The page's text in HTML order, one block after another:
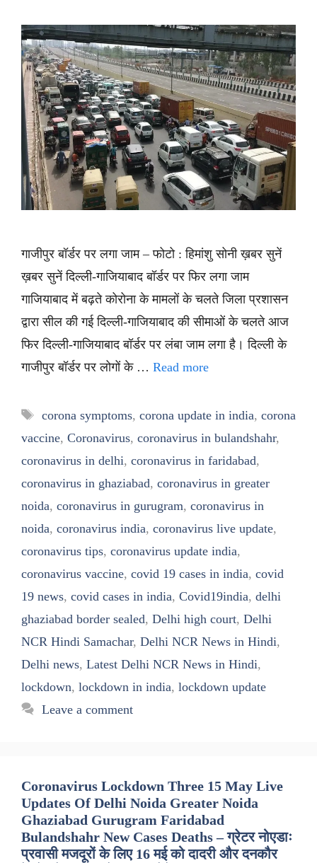
गाजीपुर बॉर्डर पर लगा जाम – फोटो : हिमांशु सोनी ख़बर सुनें
ख़बर सुनें दिल्ली-गाजियाबाद बॉर्डर पर फिर लगा जाम
गाजियाबाद में बढ़ते कोरोना के मामलों के चलते जिला प्रशासन
द्वारा सील की गई दिल्ली-गाजियाबाद की सीमाओं के चलते आज
फिर दिल्ली-गाजियाबाद बॉर्डर पर लंबा जाम लगा है। दिल्ली के
गाजीपुर बॉर्डर पर लोगों के … Read more
Tags
corona symptoms, corona update in india, corona
vaccine, Coronavirus, coronavirus in bulandshahr,
coronavirus in delhi, coronavirus in faridabad,
coronavirus in ghaziabad, coronavirus in greater
noida, coronavirus in gurugram, coronavirus in
noida, coronavirus india, coronavirus live update,
coronavirus tips, coronavirus update india,
coronavirus vaccine, covid 19 cases in india, covid
19 news, covid cases in india, Covid19india, delhi
ghaziabad border sealed, Delhi high court, Delhi
NCR Hindi Samachar, Delhi NCR News in Hindi,
Delhi news, Latest Delhi NCR News in Hindi,
lockdown, lockdown in india, lockdown update
Leave a comment
Coronavirus Lockdown Three 15 May Live
Updates Of Delhi Noida Greater Noida
Ghaziabad Gurugram Faridabad
Bulandshahr New Cases Deaths – ग्रेटर नोएडाः
प्रवासी मजदूरों के लिए 16 मई को दादरी और दनकौर